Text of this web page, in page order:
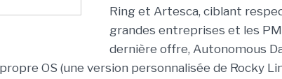
Ring et Artesca, ciblant
grandes entreprises et les
dernière offre, Autonomous
OS (une version personnalisée de Rocky